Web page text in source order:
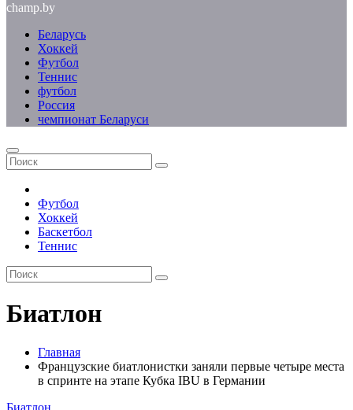
champ.by
Беларусь
Хоккей
Футбол
Теннис
футбол
Россия
чемпионат Беларуси
Футбол
Хоккей
Баскетбол
Теннис
Биатлон
Главная
Французские биатлонистки заняли первые четыре места
в спринте на этапе Кубка IBU в Германии
Биатлон